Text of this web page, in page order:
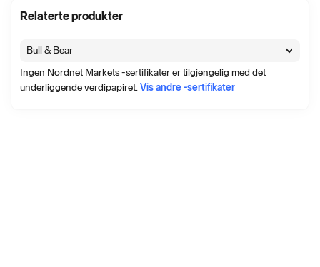
Relaterte produkter
Bull & Bear
Ingen Nordnet Markets -sertifikater er tilgjengelig med det
underliggende verdipapiret.Vis andre -sertifikater